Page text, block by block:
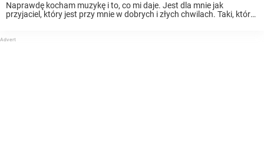
Naprawdę kocham muzykę i to, co mi daje. Jest dla mnie jak
przyjaciel, który jest przy mnie w dobrych i złych chwilach. Taki, który